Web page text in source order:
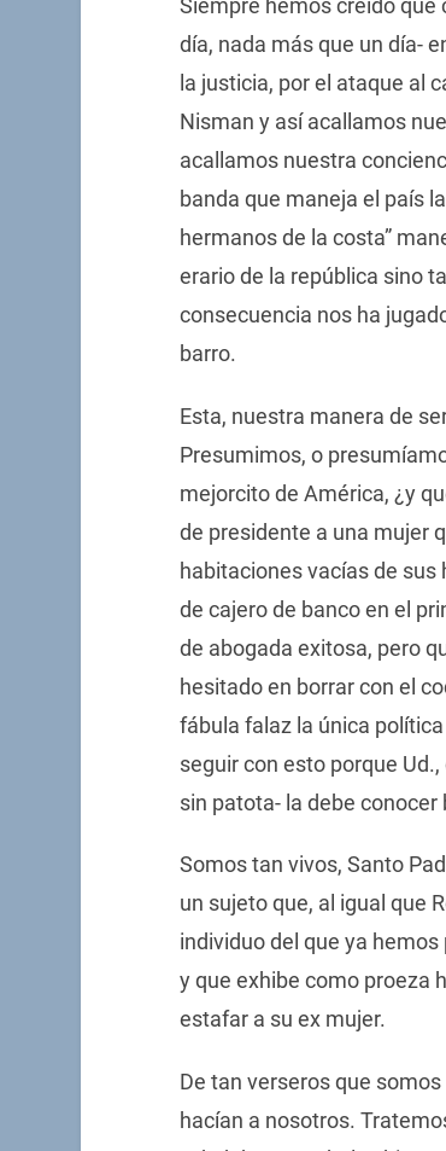
Siempre hemos creído que
día, nada más que un día-
la justicia, por el ataque al
Nisman y así acallamos
acallamos nuestra
banda que maneja el país
hermanos de la costa”
erario de la república sino
consecuencia nos ha
barro.
Esta, nuestra manera de
Presumimos, o
mejorcito de América, ¿y
de presidente a una mujer
habitaciones vacías de sus
de cajero de banco en el
de abogada exitosa, pero
hesitado en borrar con el
fábula falaz la única
seguir con esto porque
sin patota- la debe conocer
Somos tan vivos, Santo
un sujeto que, al igual que
individuo del que ya
y que exhibe como proeza
estafar a su ex mujer.
De tan verseros que
hacían a nosotros.